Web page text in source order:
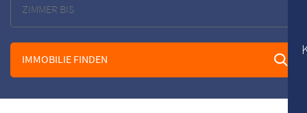
IMMOBILIE FINDEN